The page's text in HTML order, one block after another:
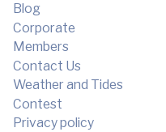
Blog
Corporate
Members
Contact Us
Weather and Tides
Contest
Privacy policy